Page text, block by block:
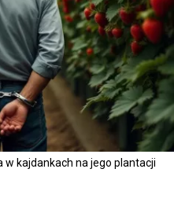
kajdankach na jego plantacji